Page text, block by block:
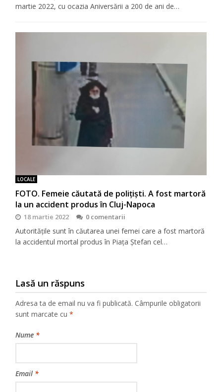
martie 2022, cu ocazia Aniversării a 200 de ani de…
LOCALE
FOTO. Femeie căutată de polițiști. A fost martoră
la un accident produs în Cluj-Napoca
18 martie 2022 0 comentarii
Autoritățile sunt în căutarea unei femei care a fost martoră
la accidentul mortal produs în Piața Ștefan cel…
Lasă un răspuns
Adresa ta de email nu va fi publicată. Câmpurile obligatorii
sunt marcate cu*
Nume *
Email *